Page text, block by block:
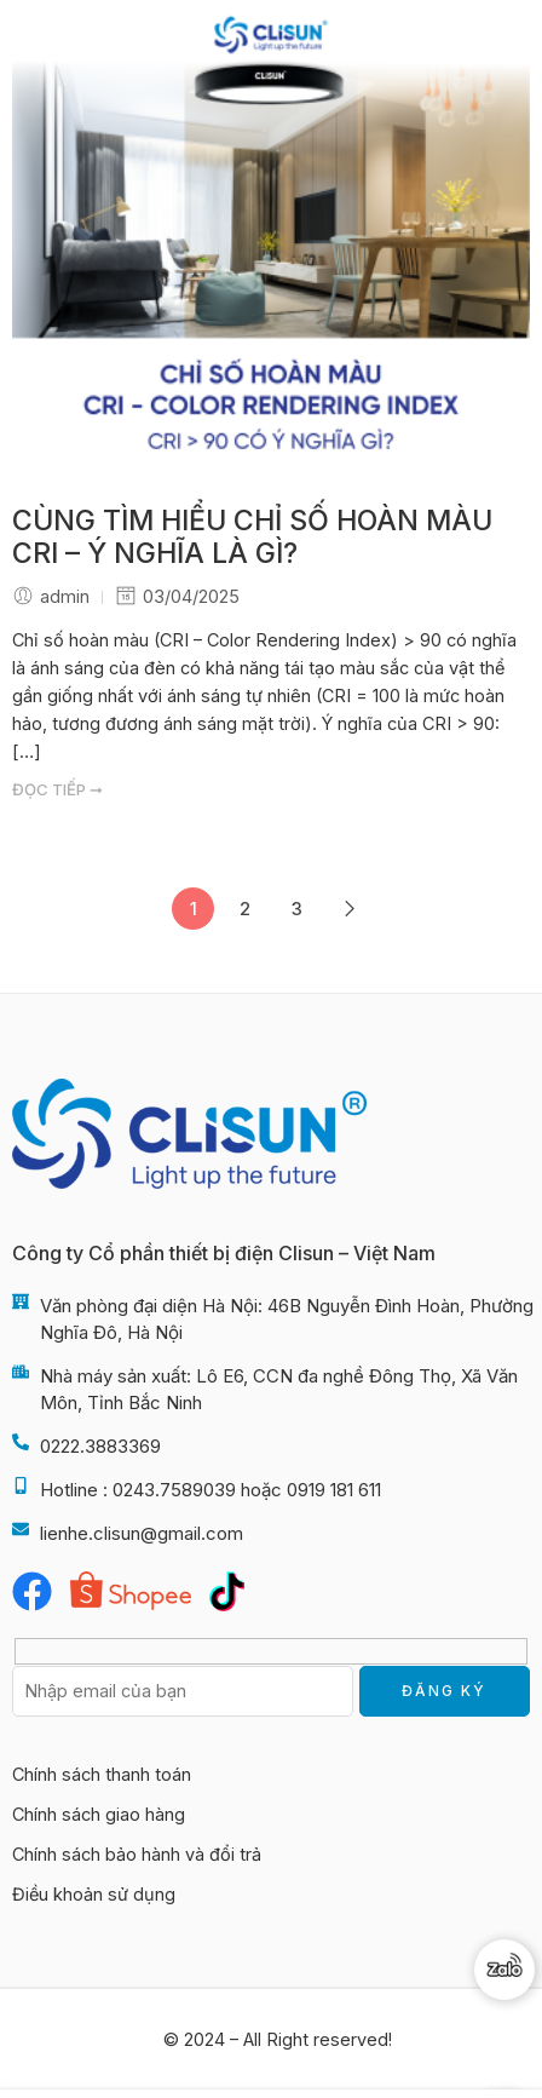
CÙNG TÌM HIỂU CHỈ SỐ HOÀN MÀU
CRI – Ý NGHĨA LÀ GÌ?
admin 03/04/2025
Chỉ số hoàn màu (CRI – Color Rendering Index) > 90 có nghĩa
là ánh sáng của đèn có khả năng tái tạo màu sắc của vật thể
gần giống nhất với ánh sáng tự nhiên (CRI = 100 là mức hoàn
hảo, tương đương ánh sáng mặt trời). Ý nghĩa của CRI > 90:
[…]
ĐỌC TIẾP ➞
1 2 3
Công ty Cổ phần thiết bị điện Clisun – Việt Nam
Văn phòng đại diện Hà Nội: 46B Nguyễn Đình Hoàn, Phường
Nghĩa Đô, Hà Nội
Nhà máy sản xuất: Lô E6, CCN đa nghề Đông Thọ, Xã Văn
Môn, Tỉnh Bắc Ninh
0222.3883369
Hotline : 0243.7589039 hoặc 0919 181 611
lienhe.clisun@gmail.com
Chính sách thanh toán
Chính sách giao hàng
Chính sách bảo hành và đổi trả
Điều khoản sử dụng
© 2024 – All Right reserved!